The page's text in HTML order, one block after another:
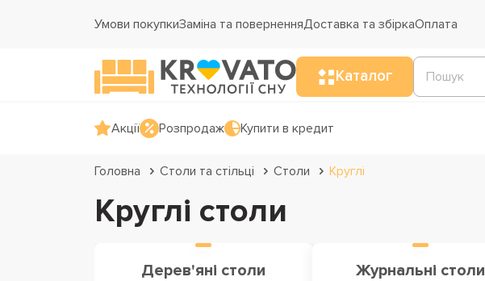
Умови покупкиЗаміна та поверненняДоставка та збіркаОплата
Каталог
Акції Розпродаж Купити в кредит
Головна Столи та стільці Столи Круглі
Круглі столи
Дерев'яні столи Журнальні столи